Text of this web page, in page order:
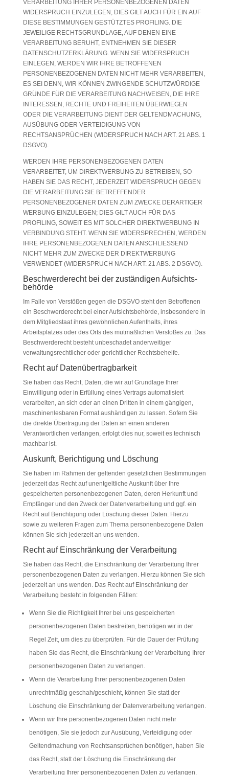
VERARBEITUNG IHRER PERSONENBEZOGENEN DATEN
WIDERSPRUCH EINZULEGEN; DIES GILT AUCH FÜR EIN AUF
DIESE BESTIMMUNGEN GESTÜTZTES PROFILING. DIE
JEWEILIGE RECHTSGRUNDLAGE, AUF DENEN EINE
VERARBEITUNG BERUHT, ENTNEHMEN SIE DIESER
DATENSCHUTZERKLÄRUNG. WENN SIE WIDERSPRUCH
EINLEGEN, WERDEN WIR IHRE BETROFFENEN
PERSONENBEZOGENEN DATEN NICHT MEHR VERARBEITEN,
ES SEI DENN, WIR KÖNNEN ZWINGENDE SCHUTZWÜRDIGE
GRÜNDE FÜR DIE VERARBEITUNG NACHWEISEN, DIE IHRE
INTERESSEN, RECHTE UND FREIHEITEN ÜBERWIEGEN
ODER DIE VERARBEITUNG DIENT DER GELTENDMACHUNG,
AUSÜBUNG ODER VERTEIDIGUNG VON
RECHTSANSPRÜCHEN (WIDERSPRUCH NACH ART. 21 ABS. 1
DSGVO).
WERDEN IHRE PERSONENBEZOGENEN DATEN
VERARBEITET, UM DIREKTWERBUNG ZU BETREIBEN, SO
HABEN SIE DAS RECHT, JEDERZEIT WIDERSPRUCH GEGEN
DIE VERARBEITUNG SIE BETREFFENDER
PERSONENBEZOGENER DATEN ZUM ZWECKE DERARTIGER
WERBUNG EINZULEGEN; DIES GILT AUCH FÜR DAS
PROFILING, SOWEIT ES MIT SOLCHER DIREKTWERBUNG IN
VERBINDUNG STEHT. WENN SIE WIDERSPRECHEN, WERDEN
IHRE PERSONENBEZOGENEN DATEN ANSCHLIESSEND
NICHT MEHR ZUM ZWECKE DER DIREKTWERBUNG
VERWENDET (WIDERSPRUCH NACH ART. 21 ABS. 2 DSGVO).
Beschwerde­recht bei der zuständigen Aufsichts­
behörde
Im Falle von Verstößen gegen die DSGVO steht den Betroffenen
ein Beschwerderecht bei einer Aufsichtsbehörde, insbesondere in
dem Mitgliedstaat ihres gewöhnlichen Aufenthalts, ihres
Arbeitsplatzes oder des Orts des mutmaßlichen Verstoßes zu. Das
Beschwerderecht besteht unbeschadet anderweitiger
verwaltungsrechtlicher oder gerichtlicher Rechtsbehelfe.
Recht auf Daten­übertrag­barkeit
Sie haben das Recht, Daten, die wir auf Grundlage Ihrer
Einwilligung oder in Erfüllung eines Vertrags automatisiert
verarbeiten, an sich oder an einen Dritten in einem gängigen,
maschinenlesbaren Format aushändigen zu lassen. Sofern Sie
die direkte Übertragung der Daten an einen anderen
Verantwortlichen verlangen, erfolgt dies nur, soweit es technisch
machbar ist.
Auskunft, Berichtigung und Löschung
Sie haben im Rahmen der geltenden gesetzlichen Bestimmungen
jederzeit das Recht auf unentgeltliche Auskunft über Ihre
gespeicherten personenbezogenen Daten, deren Herkunft und
Empfänger und den Zweck der Datenverarbeitung und ggf. ein
Recht auf Berichtigung oder Löschung dieser Daten. Hierzu
sowie zu weiteren Fragen zum Thema personenbezogene Daten
können Sie sich jederzeit an uns wenden.
Recht auf Einschränkung der Verarbeitung
Sie haben das Recht, die Einschränkung der Verarbeitung Ihrer
personenbezogenen Daten zu verlangen. Hierzu können Sie sich
jederzeit an uns wenden. Das Recht auf Einschränkung der
Verarbeitung besteht in folgenden Fällen:
Wenn Sie die Richtigkeit Ihrer bei uns gespeicherten
personenbezogenen Daten bestreiten, benötigen wir in der
Regel Zeit, um dies zu überprüfen. Für die Dauer der Prüfung
haben Sie das Recht, die Einschränkung der Verarbeitung Ihrer
personenbezogenen Daten zu verlangen.
Wenn die Verarbeitung Ihrer personenbezogenen Daten
unrechtmäßig geschah/geschieht, können Sie statt der
Löschung die Einschränkung der Datenverarbeitung verlangen.
Wenn wir Ihre personenbezogenen Daten nicht mehr
benötigen, Sie sie jedoch zur Ausübung, Verteidigung oder
Geltendmachung von Rechtsansprüchen benötigen, haben Sie
das Recht, statt der Löschung die Einschränkung der
Verarbeitung Ihrer personenbezogenen Daten zu verlangen.